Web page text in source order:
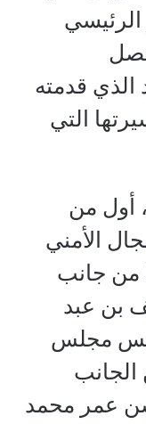
الرئيسي
الذي قدمته
التي
أول من
الأمني
من جانب
بن عبد
مجلس
الجانب
عمر محمد